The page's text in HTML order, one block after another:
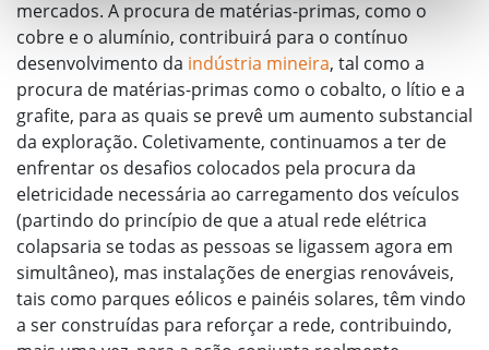
mercados. A procura de matérias-primas, como o
cobre e o alumínio, contribuirá para o contínuo
desenvolvimento da indústria mineira, tal como a
procura de matérias-primas como o cobalto, o lítio e a
grafite, para as quais se prevê um aumento substancial
da exploração. Coletivamente, continuamos a ter de
enfrentar os desafios colocados pela procura da
eletricidade necessária ao carregamento dos veículos
(partindo do princípio de que a atual rede elétrica
colapsaria se todas as pessoas se ligassem agora em
simultâneo), mas instalações de energias renováveis,
tais como parques eólicos e painéis solares, têm vindo
a ser construídas para reforçar a rede, contribuindo,